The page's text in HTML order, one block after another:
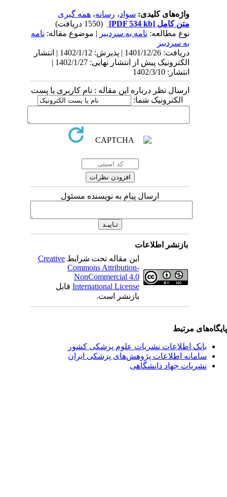
واژه‌های کلیدی:سواد ،رسانه،همه گیری
متن کامل[PDF 534 kb]
نوع مطالعه:نامه به سردبیر| موضوع مقاله:نامه
به سردبیر
دریافت: 1401/12/26 | پذیرش: 1402/1/12 | انتشار
الکترونیک پیش از انتشار نهایی: 1402/1/27 |
انتشار: 1402/3/10
ارسال نظر درباره این مقاله : نام کاربری یا پست
الکترونیک شما:
ارسال پیام به نویسنده مسئول
بازنشر اطلاعات
این مقاله تحت شرایطCreative
Commons Attribution-
NonCommercial 4.0
International Licenseقابل
بازنشر است.
مرتبط
بانک اطلاعات نشریات علوم پزشکی کشور
سامانه اطلاعات پژوهش‌های پزشکی ایران
نشریات جهاد دانشگاهی